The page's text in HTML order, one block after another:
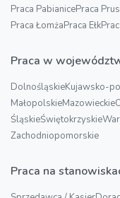
Praca PabianicePraca
Praca ŁomżaPraca Ełk
Praca w
DolnośląskieKujawsko-
MałopolskieMazowieckie
ŚląskieŚwiętokrzyskie
Zachodniopomorskie
Praca na